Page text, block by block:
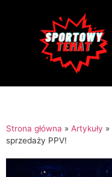
Strona główna » Artykuły »
sprzedaży PPV!